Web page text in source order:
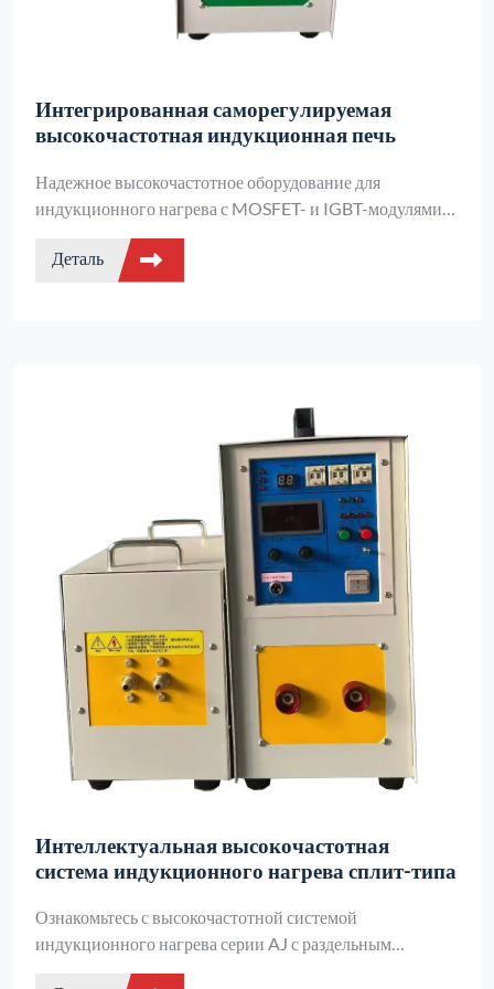
Интегрированная саморегулируемая
высокочастотная индукционная печь
Надежное высокочастотное оборудование для
индукционного нагрева с MOSFET- и IGBT-модулями
Fuji и Siemens. Идеально подходит для пайки, ковки и
прецизионного нагрева металлов. Компактное,
эффективное и безопасное оборудование для
Деталь
Интеллектуальная высокочастотная
система индукционного нагрева сплит-типа
Ознакомьтесь с высокочастотной системой
индукционного нагрева серии AJ с раздельным
управлением - идеальным решением для